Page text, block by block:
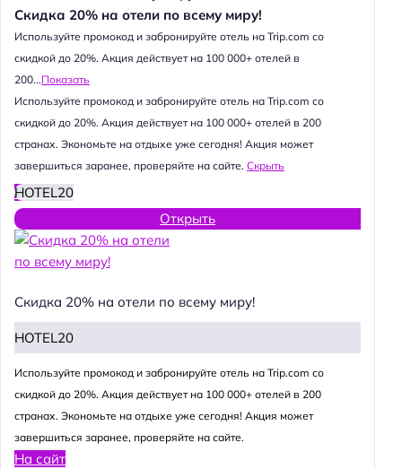
Скидка 20% на отели по всему миру!
Используйте промокод и забронируйте отель на Trip.com со
скидкой до 20%. Акция действует на 100 000+ отелей в
200...Показать
Используйте промокод и забронируйте отель на Trip.com со
скидкой до 20%. Акция действует на 100 000+ отелей в 200
странах. Экономьте на отдыхе уже сегодня! Акция может
завершиться заранее, проверяйте на сайте. Скрыть
HOTEL20
Открыть
Скидка 20% на отели по всему миру!
HOTEL20
Используйте промокод и забронируйте отель на Trip.com со
скидкой до 20%. Акция действует на 100 000+ отелей в 200
странах. Экономьте на отдыхе уже сегодня! Акция может
завершиться заранее, проверяйте на сайте.
На сайт